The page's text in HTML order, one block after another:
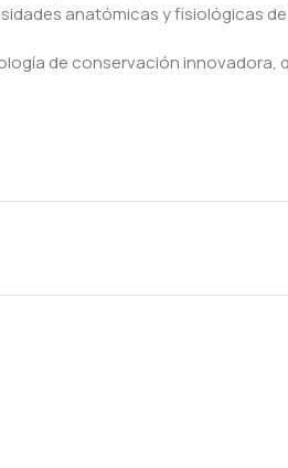
anatómicas y fisiológicas
de conservación